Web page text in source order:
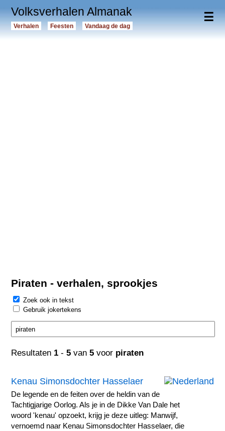
☰
Volksverhalen Almanak
Verhalen Feesten Vandaag de dag
Piraten - verhalen, sprookjes
Zoek ook in tekst
Gebruik jokertekens
Resultaten 1 -5 van5 voor piraten
Kenau Simonsdochter Hasselaer
De legende en de feiten over de heldin van de
Tachtigjarige Oorlog. Als je in de Dikke Van Dale het
woord 'kenau' opzoekt, krijg je deze uitleg: Manwijf,
vernoemd naar Kenau Simonsdochter Hasselaer, die